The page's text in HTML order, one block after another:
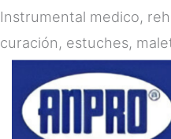
Instrumental medico,
curación, estuches,